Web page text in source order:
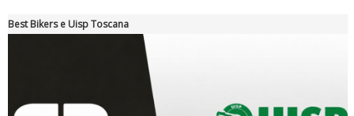
Tiziano Pesce a Radio InBlu2000 traccia il bilancio della stagione
Best Bikers e Uisp Toscana